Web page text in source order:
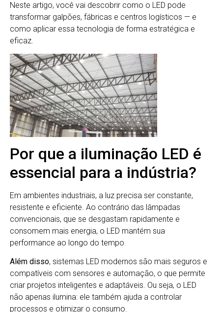
Neste artigo, você vai descobrir como o LED pode
transformar galpões, fábricas e centros logísticos — e
como aplicar essa tecnologia de forma estratégica e
eficaz.
Por que a iluminação LED é
essencial para a indústria?
Em ambientes industriais, a luz precisa ser constante,
resistente e eficiente. Ao contrário das lâmpadas
convencionais, que se desgastam rapidamente e
consomem mais energia, o LED mantém sua
performance ao longo do tempo.
Além disso, sistemas LED modernos são mais seguros e
compatíveis com sensores e automação, o que permite
criar projetos inteligentes e adaptáveis. Ou seja, o LED
não apenas ilumina: ele também ajuda a controlar
processos e otimizar o consumo.